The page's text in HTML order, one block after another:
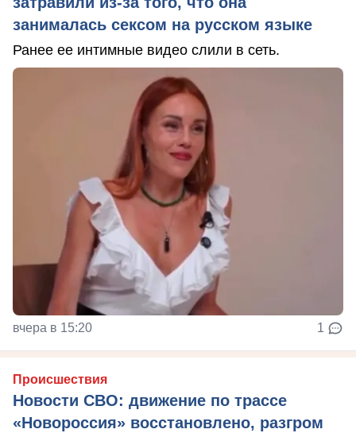
занималась сексом на русском языке
Ранее ее интимные видео слили в сеть.
вчера в 15:20 1
Происшествия
Новости СВО: движение по трассе
«Новороссия» восстановлено, разгром